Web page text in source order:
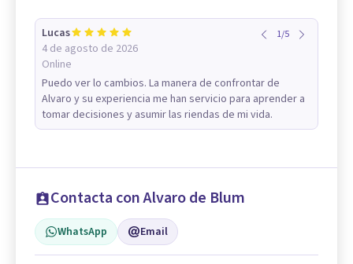
Lucas
4 de agosto de 2026
Online
1/5
Puedo ver lo cambios. La manera de confrontar de
Alvaro y su experiencia me han servicio para aprender a
tomar decisiones y asumir las riendas de mi vida.
Contacta con Alvaro de Blum
WhatsApp Email